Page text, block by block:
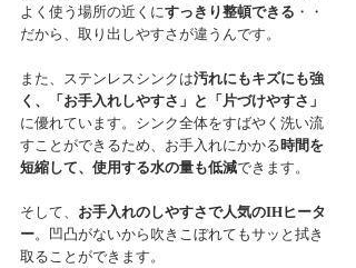
よく使う場所の近くにすっきり整頓できる ・・
だから、取り出しやすさが違うんです。
また、ステンレスシンクは汚れにもキズにも強
く、「お手入れしやすさ」と「片づけやすさ」
に優れています。シンク全体をすばやく洗い流
すことができるため、お手入れにかかる時間を
短縮して、使用する水の量も低減できます。
そして、 お手入れのしやすさで人気のIHヒータ
ー。凹凸がないから吹きこぼれてもサッと拭き
取ることができます。